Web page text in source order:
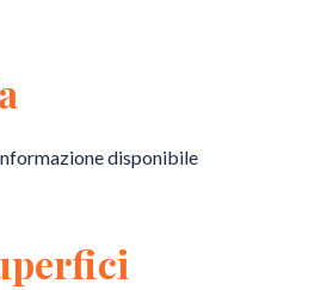
disponibile